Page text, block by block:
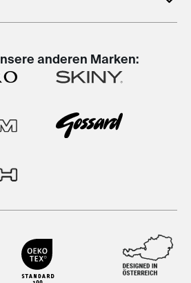
anderen Marken: